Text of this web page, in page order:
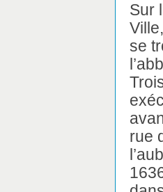
Sur
se
rue